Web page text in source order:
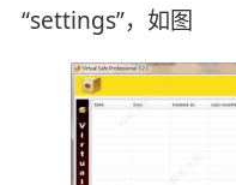
“settings”，如图